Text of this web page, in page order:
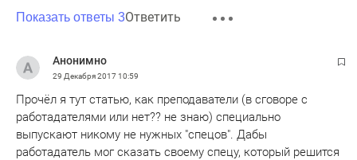
Показать ответы 3Ответить
Анонимно
29 Декабря 201710:59
Прочёл я тут статью, как преподаватели (в сговоре с
работадателями или нет?? не знаю) специально
выпускают никому не нужных "спецов". Дабы
работадатель мог сказать своему спецу, который решится